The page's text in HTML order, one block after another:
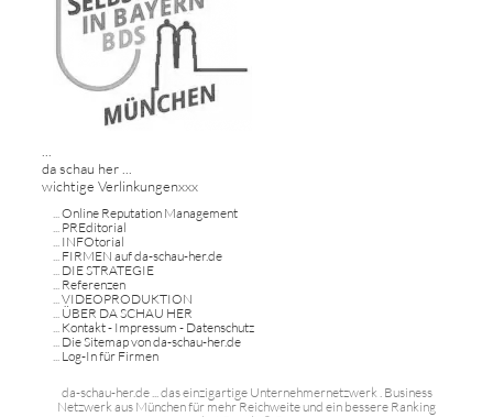
...
da schau her ...
wichtige Verlinkungenxxx
...Online Reputation Management
... PREditorial
... INFOtorial
... FIRMEN auf da-schau-her.de
... DIE STRATEGIE
... Referenzen
...VIDEOPRODUKTION
... ÜBER DA SCHAU HER
... Kontakt - Impressum - Datenschutz
... Die Sitemap von da-schau-her.de
... Log-In für Firmen
da-schau-her.de ... das einzigartige Unternehmernetzwerk . Business
Netzwerk aus München für mehr Reichweite und ein bessere Ranking